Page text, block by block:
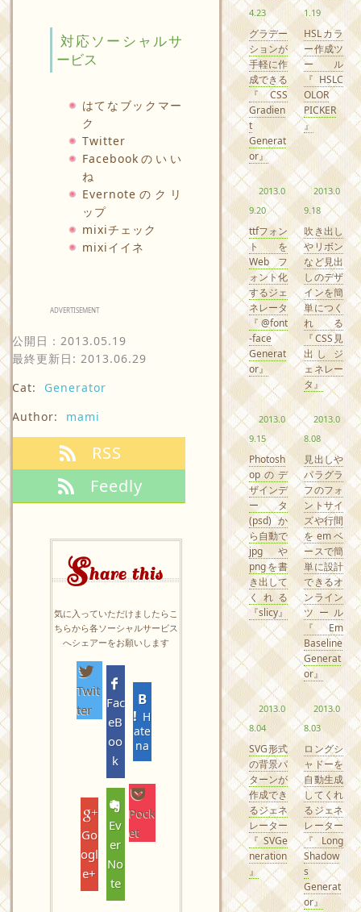
対応ソーシャルサ
ービス
はてなブックマー
ク
Twitter
Facebookのいい
ね
Evernoteのクリ
ップ
mixiチェック
mixiイイネ
ADVERTISEMENT
公開日： 2013.05.19
最終更新日: 2013.06.29
Cat:
Generator
Author:
mami
RSS
Feedly
Share this
気に入っていただけましたらこ
ちらから各ソーシャルサービス
へシェアーをお願いします
Twit
ter
Fac
eB
oo
k
H
ate
na
Go
ogl
e+
Ev
er
No
te
Pock
et
4.23
グラデー
ションが
手軽に作
成できる
『CSS
Gradien
t
Generat
or』
1.19
HSLカラ
ー作成ツ
ール
『HSLC
OLOR
PICKER
』
2013.0
9.20
ttfフォン
トを
Webフ
ォント化
するジェ
ネレータ
『@font
-face
Generat
or』
2013.0
9.18
吹き出し
やリボン
など見出
しのデザ
インを簡
単につく
れる
『CSS見
出し ジ
ェネレー
タ』
2013.0
9.15
Photosh
opのデ
ザインデ
ータ
(psd)か
ら自動で
jpgや
pngを書
き出して
くれる
『slicy』
2013.0
8.08
見出しや
パラグラ
フのフォ
ントサイ
ズや行間
をemベ
ースで簡
単に設計
できるオ
ンライン
ツール
『Em
Baseline
Generat
or』
2013.0
8.04
SVG形式
の背景パ
ターンが
作成でき
るジェネ
レーター
『SVGe
neration
』
2013.0
8.03
ロングシ
ャドーを
自動生成
してくれ
るジェネ
レーター
『Long
Shadow
s
Generat
or』